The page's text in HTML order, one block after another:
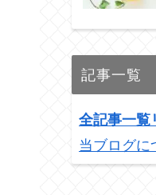
記事一覧
全記事一覧
当ブログに